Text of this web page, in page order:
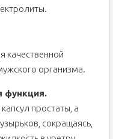
качественной
организма.
функция.
простаты, а
сокращаясь,